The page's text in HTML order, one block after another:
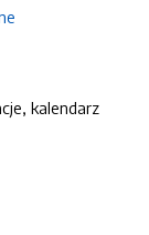
kalendarz